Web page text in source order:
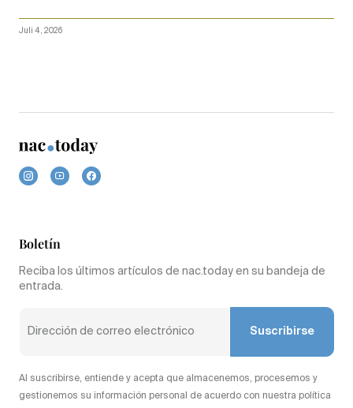
Juli 4, 2026
Boletín
Reciba los últimos artículos de nac.today en su bandeja de
entrada.
Suscribirse
Al suscribirse, entiende y acepta que almacenemos, procesemos y
gestionemos su información personal de acuerdo con nuestra política